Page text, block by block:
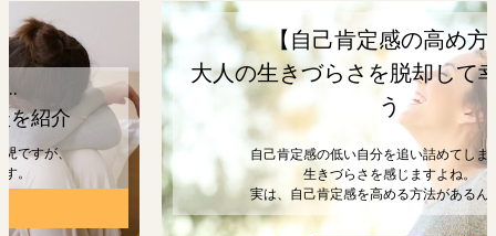
【自己肯定感の高め方】
大人の生きづらさを脱却して幸せになろ
う
自己肯定感の低い自分を追い詰めてしまうと、
生きづらさを感じますよね。
実は、自己肯定感を高める方法があるんです。